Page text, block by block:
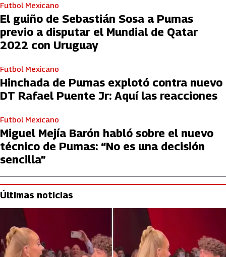
Futbol Mexicano
El guiño de Sebastián Sosa a Pumas
previo a disputar el Mundial de Qatar
2022 con Uruguay
Futbol Mexicano
Hinchada de Pumas explotó contra nuevo
DT Rafael Puente Jr: Aquí las reacciones
Futbol Mexicano
Miguel Mejía Barón habló sobre el nuevo
técnico de Pumas: “No es una decisión
sencilla”
Últimas noticias